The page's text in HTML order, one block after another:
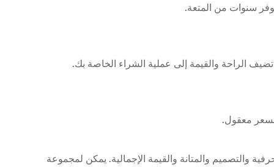
سنوات من المتعة.
الراحة والقيمة إلى عملية الشراء الخاصة بك.
والتصميم والمتانة والقيمة الإجمالية. يمكن لمجموعة